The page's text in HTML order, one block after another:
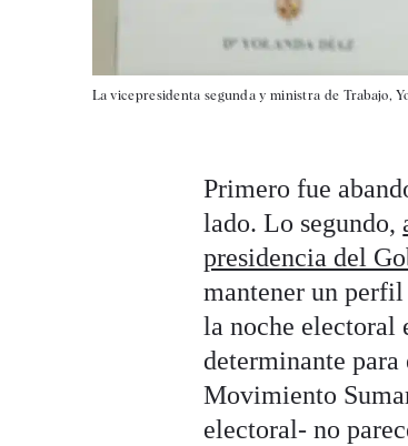
La vicepresidenta segunda y ministra de Trabajo,
Primero fue
lado. Lo segundo,
presidencia del
mantener un
la noche electoral
determinante
Movimiento
electoral- no